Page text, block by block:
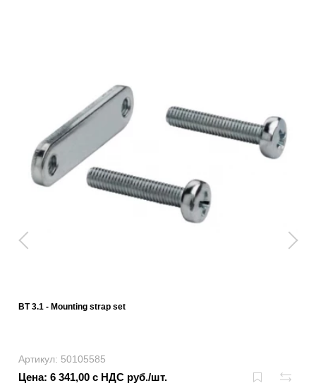
BT 3.1 - Mounting strap set
Артикул: 50105585
Цена: 6 341,00 с НДС руб./шт.